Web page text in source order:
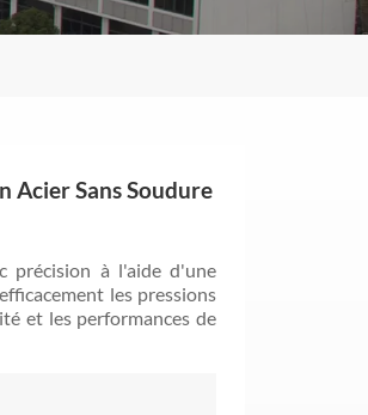
Acier Sans Soudure
précision à l'aide d'une
les pressions
et les performances de